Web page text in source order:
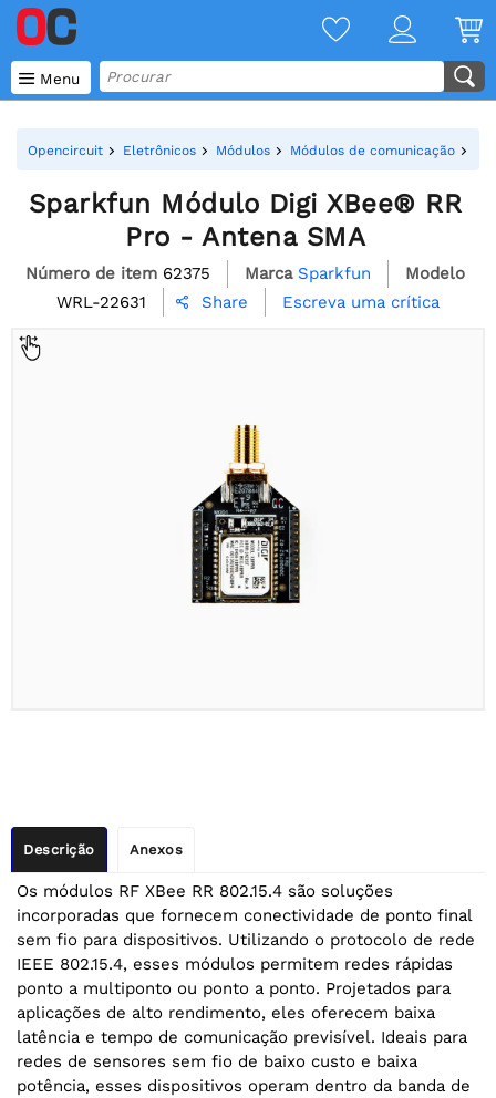
 Menu
Opencircuit Eletrônicos Módulos Módulos de comunicação
Sparkfun Módulo Digi XBee® RR
Pro - Antena SMA
Número de item 62375 Marca Sparkfun
Modelo
WRL-22631
 Share Escreva uma crítica
Descrição Anexos
Os módulos RF XBee RR 802.15.4 são soluções
incorporadas que fornecem conectividade de ponto final
sem fio para dispositivos. Utilizando o protocolo de rede
IEEE 802.15.4, esses módulos permitem redes rápidas
ponto a multiponto ou ponto a ponto. Projetados para
aplicações de alto rendimento, eles oferecem baixa
latência e tempo de comunicação previsível. Ideais para
redes de sensores sem fio de baixo custo e baixa
potência, esses dispositivos operam dentro da banda de